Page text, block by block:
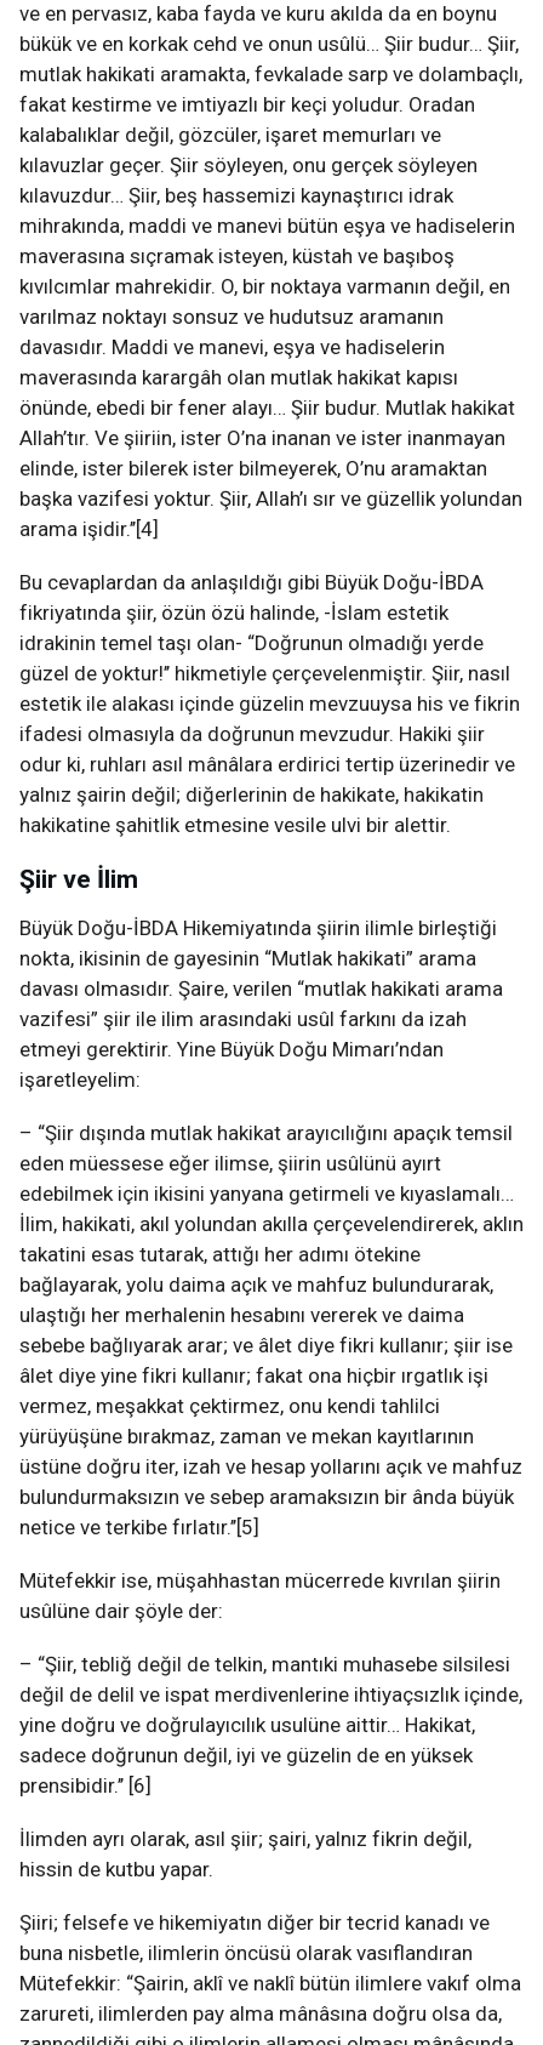
ve en pervasız, kaba fayda ve kuru akılda da en boynu
bükük ve en korkak cehd ve onun usûlü… Şiir budur… Şiir,
mutlak hakikati aramakta, fevkalade sarp ve dolambaçlı,
fakat kestirme ve imtiyazlı bir keçi yoludur. Oradan
kalabalıklar değil, gözcüler, işaret memurları ve
kılavuzlar geçer. Şiir söyleyen, onu gerçek söyleyen
kılavuzdur… Şiir, beş hassemizi kaynaştırıcı idrak
mihrakında, maddi ve manevi bütün eşya ve hadiselerin
maverasına sıçramak isteyen, küstah ve başıboş
kıvılcımlar mahrekidir. O, bir noktaya varmanın değil, en
varılmaz noktayı sonsuz ve hudutsuz aramanın
davasıdır. Maddi ve manevi, eşya ve hadiselerin
maverasında karargâh olan mutlak hakikat kapısı
önünde, ebedi bir fener alayı… Şiir budur. Mutlak hakikat
Allah’tır. Ve şiiriin, ister O’na inanan ve ister inanmayan
elinde, ister bilerek ister bilmeyerek, O’nu aramaktan
başka vazifesi yoktur. Şiir, Allah’ı sır ve güzellik yolundan
arama işidir.’’[4]
Bu cevaplardan da anlaşıldığı gibi Büyük Doğu-İBDA
fikriyatında şiir, özün özü halinde, -İslam estetik
idrakinin temel taşı olan- “Doğrunun olmadığı yerde
güzel de yoktur!’’ hikmetiyle çerçevelenmiştir. Şiir, nasıl
estetik ile alakası içinde güzelin mevzuuysa his ve fikrin
ifadesi olmasıyla da doğrunun mevzudur. Hakiki şiir
odur ki, ruhları asıl mânâlara erdirici tertip üzerinedir ve
yalnız şairin değil; diğerlerinin de hakikate, hakikatin
hakikatine şahitlik etmesine vesile ulvi bir alettir.
Şiir ve İlim
Büyük Doğu-İBDA Hikemiyatında şiirin ilimle birleştiği
nokta, ikisinin de gayesinin “Mutlak hakikati” arama
davası olmasıdır. Şaire, verilen “mutlak hakikati arama
vazifesi” şiir ile ilim arasındaki usûl farkını da izah
etmeyi gerektirir. Yine Büyük Doğu Mimarı’ndan
işaretleyelim:
– “Şiir dışında mutlak hakikat arayıcılığını apaçık temsil
eden müessese eğer ilimse, şiirin usûlünü ayırt
edebilmek için ikisini yanyana getirmeli ve kıyaslamalı…
İlim, hakikati, akıl yolundan akılla çerçevelendirerek, aklın
takatini esas tutarak, attığı her adımı ötekine
bağlayarak, yolu daima açık ve mahfuz bulundurarak,
ulaştığı her merhalenin hesabını vererek ve daima
sebebe bağlıyarak arar; ve âlet diye fikri kullanır; şiir ise
âlet diye yine fikri kullanır; fakat ona hiçbir ırgatlık işi
vermez, meşakkat çektirmez, onu kendi tahlilci
yürüyüşüne bırakmaz, zaman ve mekan kayıtlarının
üstüne doğru iter, izah ve hesap yollarını açık ve mahfuz
bulundurmaksızın ve sebep aramaksızın bir ânda büyük
netice ve terkibe fırlatır.’’[5]
Mütefekkir ise, müşahhastan mücerrede kıvrılan şiirin
usûlüne dair şöyle der:
– “Şiir, tebliğ değil de telkin, mantıki muhasebe silsilesi
değil de delil ve ispat merdivenlerine ihtiyaçsızlık içinde,
yine doğru ve doğrulayıcılık usulüne aittir… Hakikat,
sadece doğrunun değil, iyi ve güzelin de en yüksek
prensibidir.’’ [6]
İlimden ayrı olarak, asıl şiir; şairi, yalnız fikrin değil,
hissin de kutbu yapar.
Şiiri; felsefe ve hikemiyatın diğer bir tecrid kanadı ve
buna nisbetle, ilimlerin öncüsü olarak vasıflandıran
Mütefekkir: “Şairin, aklî ve naklî bütün ilimlere vakıf olma
zarureti, ilimlerden pay alma mânâsına doğru olsa da,